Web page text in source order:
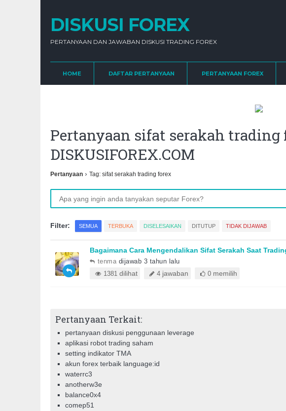
DISKUSI FOREX
PERTANYAAN DAN JAWABAN DISKUSI TRADING FOREX
HOME DAFTAR PERTANYAAN PERTANYAAN FOREX
Pertanyaan sifat serakah trading
DISKUSIFOREX.COM
Pertanyaan › Tag: sifat serakah trading forex
Filter: SEMUA TERBUKA DISELESAIKAN DITUTUP TIDAK DIJAWAB
Bagaimana Cara Mengendalikan Sifat Serakah Saat
tenma dijawab 3 tahun lalu
1381 dilihat 4 jawaban 0 memilih
Pertanyaan Terkait:
pertanyaan diskusi penggunaan leverage
aplikasi robot trading saham
setting indikator TMA
akun forex terbaik language:id
waterrc3
anotherw3e
balance0x4
comep51